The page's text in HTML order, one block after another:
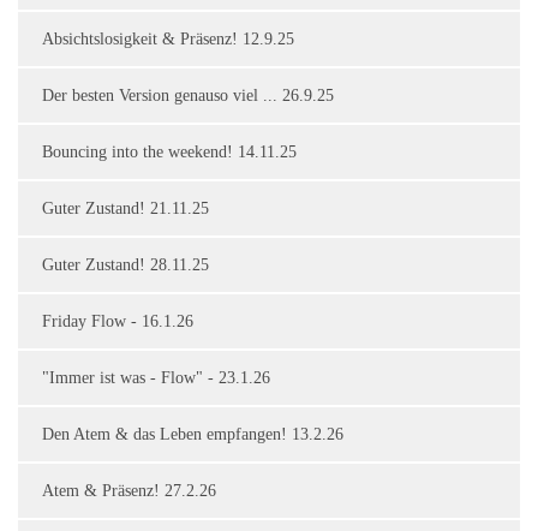
Absichtslosigkeit & Präsenz! 12.9.25
Der besten Version genauso viel ... 26.9.25
Bouncing into the weekend! 14.11.25
Guter Zustand! 21.11.25
Guter Zustand! 28.11.25
Friday Flow - 16.1.26
"Immer ist was - Flow" - 23.1.26
Den Atem & das Leben empfangen! 13.2.26
Atem & Präsenz! 27.2.26